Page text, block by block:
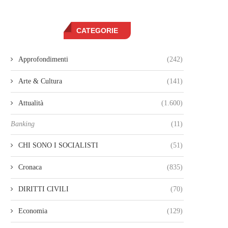
CATEGORIE
Approfondimenti (242)
Arte & Cultura (141)
Attualità (1.600)
Banking (11)
CHI SONO I SOCIALISTI (51)
Cronaca (835)
DIRITTI CIVILI (70)
Economia (129)